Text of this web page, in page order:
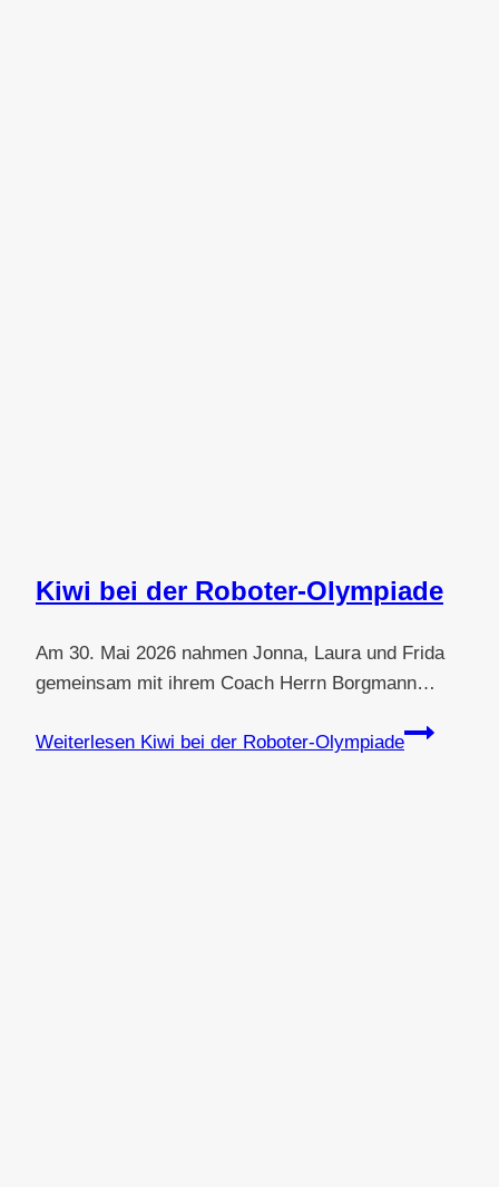
Kiwi bei der Roboter-Olympiade
Am 30. Mai 2026 nahmen Jonna, Laura und Frida
gemeinsam mit ihrem Coach Herrn Borgmann…
Weiterlesen Kiwi bei der Roboter-Olympiade